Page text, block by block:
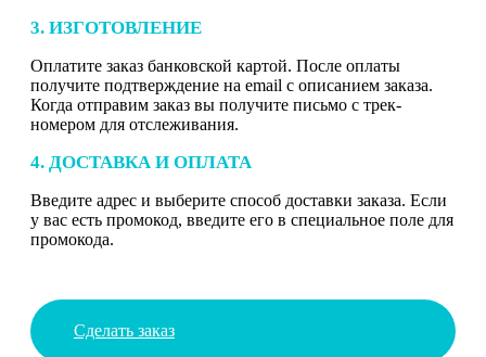
3. ИЗГОТОВЛЕНИЕ
Оплатите заказ банковской картой. После оплаты
получите подтверждение на email с описанием заказа.
Когда отправим заказ вы получите письмо с трек-
номером для отслеживания.
4. ДОСТАВКА И ОПЛАТА
Введите адрес и выберите способ доставки заказа. Если
у вас есть промокод, введите его в специальное поле для
промокода.
Сделать заказ